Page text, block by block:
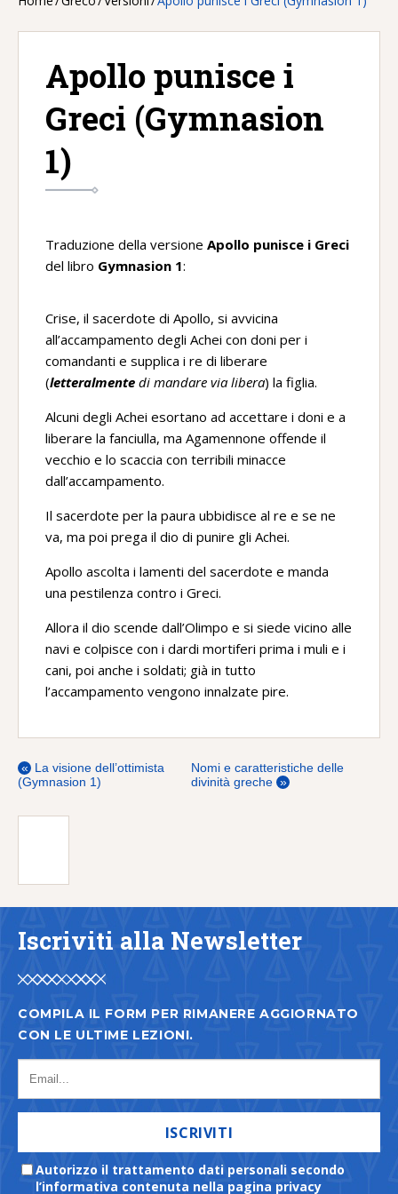
Apollo punisce i
Greci (Gymnasion
1)
Traduzione della versione Apollo punisce i Greci
del libro Gymnasion 1:
Crise, il sacerdote di Apollo, si avvicina
all’accampamento degli Achei con doni per i
comandanti e supplica i re di liberare
(letteralmente di mandare via libera) la figlia.
Alcuni degli Achei esortano ad accettare i doni e a
liberare la fanciulla, ma Agamennone offende il
vecchio e lo scaccia con terribili minacce
dall’accampamento.
Il sacerdote per la paura ubbidisce al re e se ne
va, ma poi prega il dio di punire gli Achei.
Apollo ascolta i lamenti del sacerdote e manda
una pestilenza contro i Greci.
Allora il dio scende dall’Olimpo e si siede vicino alle
navi e colpisce con i dardi mortiferi prima i muli e i
cani, poi anche i soldati; già in tutto
l’accampamento vengono innalzate pire.
« La visione dell’ottimista
(Gymnasion 1)
Nomi e caratteristiche delle
divinità greche »
Iscriviti alla Newsletter
COMPILA IL FORM PER RIMANERE AGGIORNATO
CON LE ULTIME LEZIONI.
ISCRIVITI
Autorizzo il trattamento dati personali secondo
l’informativa contenuta nella pagina privacy